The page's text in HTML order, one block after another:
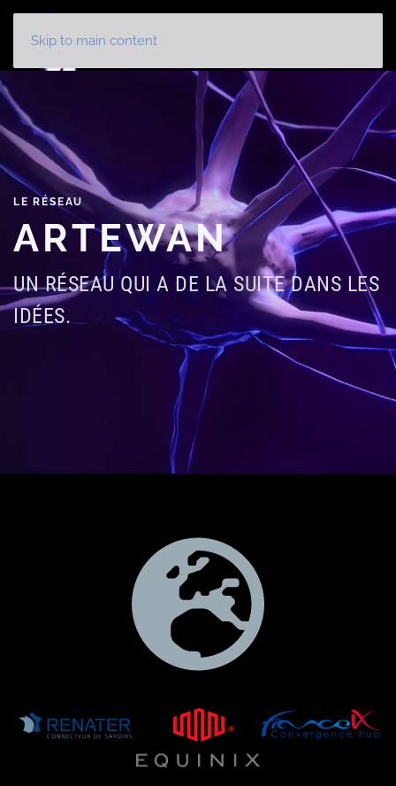
Skip to main content
LE RÉSEAU
ARTEWAN
UN RÉSEAU QUI A DE LA SUITE DANS LES
IDÉES.
Panneau de gestion des cookies